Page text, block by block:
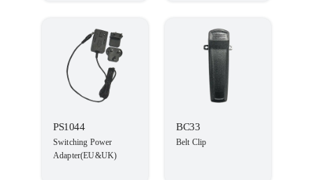
PS1044
Switching Power
Adapter(EU&UK)
BC33
Belt Clip